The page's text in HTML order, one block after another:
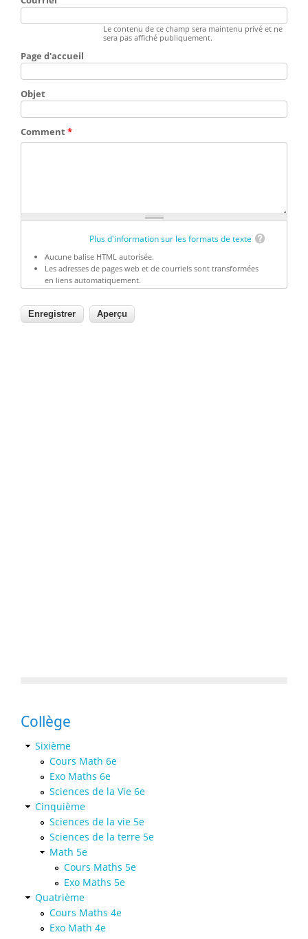
Le contenu de ce champ sera maintenu privé et ne
sera pas affiché publiquement.
Page d'accueil
Objet
Comment*
Plus d'information sur les formats de texte
Aucune balise HTML autorisée.
Les adresses de pages web et de courriels sont transformées
en liens automatiquement.
Collège
Sixième
Cours Math 6e
Exo Maths 6e
Sciences de la Vie 6e
Cinquième
Sciences de la vie 5e
Sciences de la terre 5e
Math 5e
Cours Maths 5e
Exo Maths 5e
Quatrième
Cours Maths 4e
Exo Math 4e